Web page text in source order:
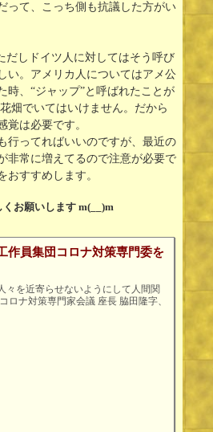
って、こっち側も抗議した方がい
だしドイツ人に対してはそう呼び
い。アメリカ人についてはアメ公
時、“ジャップ”と呼ばれたことが
畑でいてはいけません。だから
覚は必要です。
行ってればいいのですが、最近の
非常に増えてるので注意が必要で
すすめします。
お願いします m(__)m
作員集団コロナ対策専門委を
々を近寄らせないようにして人間関
ナ対策専門家会議 座長 脇田隆字、